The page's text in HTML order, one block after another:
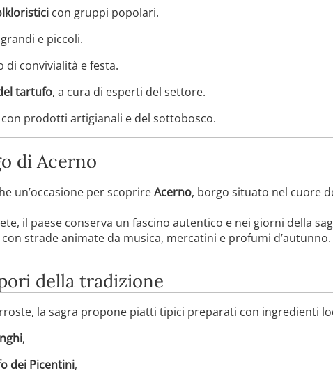
con gruppi popolari.
e piccoli.
di convivialità e festa.
tartufo, a cura di esperti del settore.
con prodotti artigianali e del sottobosco.
di Acerno
un’occasione per scoprireAcerno, borgo situato nel cuore
il paese conserva un fascino autentico e nei giorni della
strade animate da musica, mercatini e profumi d’autunno.
della tradizione
la sagra propone piatti tipici preparati con ingredienti
,
dei Picentini,